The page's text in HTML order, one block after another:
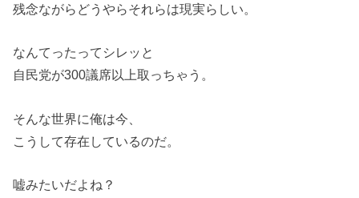
残念ながらどうやらそれらは現実らしい。
なんてったってシレッと
自民党が300議席以上取っちゃう。
そんな世界に俺は今、
こうして存在しているのだ。
嘘みたいだよね？